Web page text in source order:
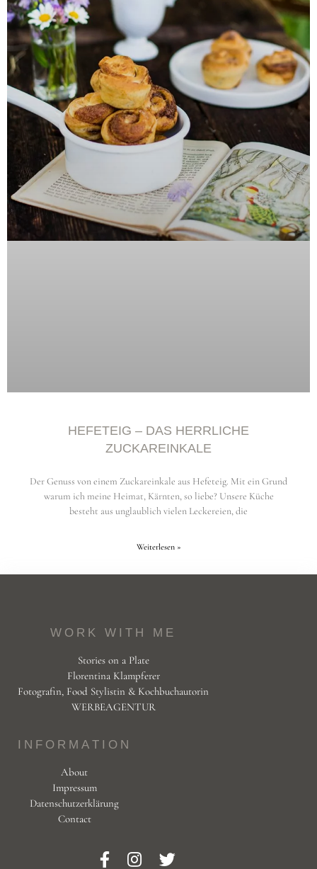
HEFETEIG – DAS HERRLICHE
ZUCKAREINKALE
Der Genuss von einem Zuckareinkale aus Hefeteig. Mit ein Grund
warum ich meine Heimat, Kärnten, so liebe? Unsere Küche
besteht aus unglaublich vielen Leckereien, die
Weiterlesen »
WORK WITH ME
Stories on a Plate
Florentina Klampferer
Fotografin, Food Stylistin & Kochbuchautorin
WERBEAGENTUR
INFORMATION
About
Impressum
Datenschutzerklärung
Contact